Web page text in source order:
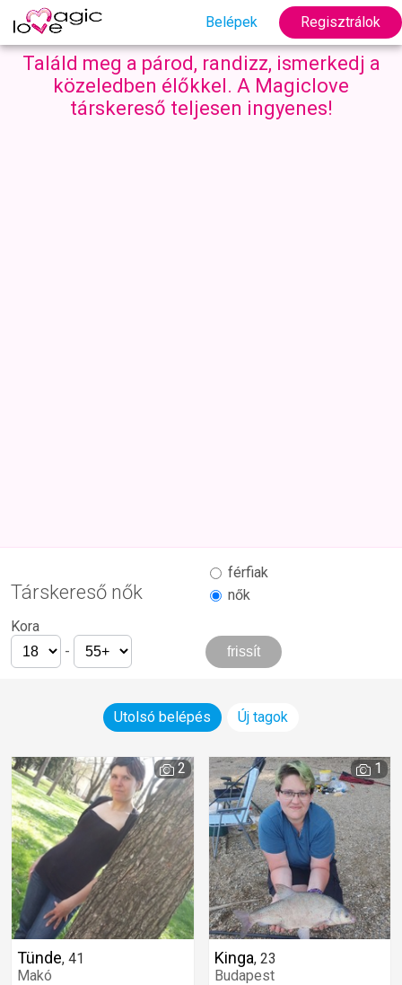
Belépek Regisztrálok
Találd meg a párod, randizz, ismerkedj a
közeledben élőkkel. A Magiclove
társkereső teljesen ingyenes!
Társkereső nők
férfiak
nők
Kora
-
Utolsó belépés Új tagok
Tünde, 41
Makó
2
Kinga, 23
Budapest
1